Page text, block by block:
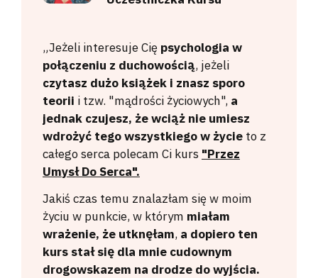
„Jeżeli interesuje Cię psychologia w
połączeniu z duchowością, jeżeli
czytasz dużo książek i znasz sporo
teorii i tzw. "mądrości życiowych", a
jednak czujesz, że wciąż nie umiesz
wdrożyć tego wszystkiego w życie to z
całego serca polecam Ci kurs "Przez
Umysł Do Serca".
Jakiś czas temu znalazłam się w moim
życiu w punkcie, w którym miałam
wrażenie, że utknęłam, a dopiero ten
kurs stał się dla mnie cudownym
drogowskazem na drodze do wyjścia.